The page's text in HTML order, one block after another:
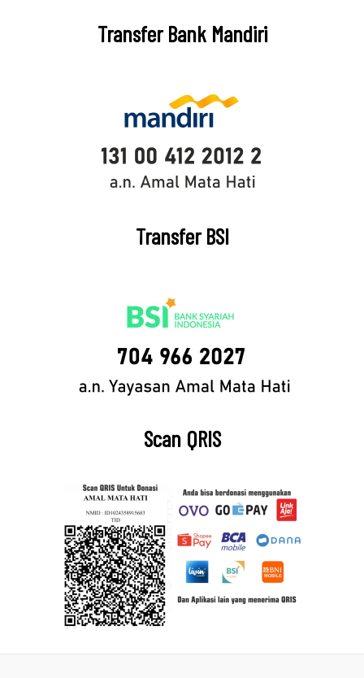
Transfer Bank Mandiri
Transfer BSI
Scan QRIS